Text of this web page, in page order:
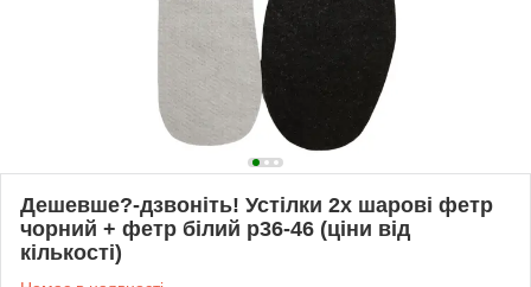
Дешевше?-дзвоніть! Устілки 2х шарові фетр
чорний + фетр білий р36-46 (ціни від
кількості)